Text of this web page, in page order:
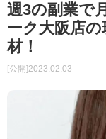
週3の副業で
ーク大阪店
材！
[公開]2023.02.03